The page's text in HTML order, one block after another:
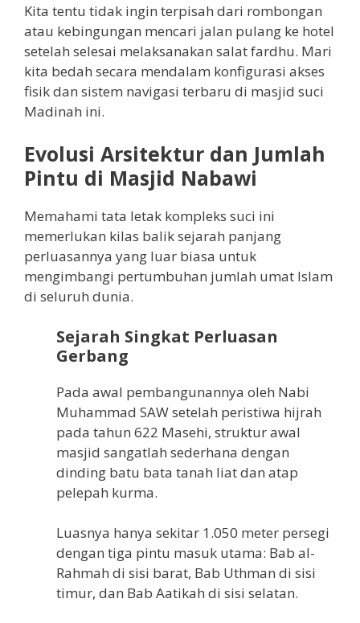
Kita tentu tidak ingin terpisah dari rombongan
atau kebingungan mencari jalan pulang ke hotel
setelah selesai melaksanakan salat fardhu. Mari
kita bedah secara mendalam konfigurasi akses
fisik dan sistem navigasi terbaru di masjid suci
Madinah ini.
Evolusi Arsitektur dan Jumlah
Pintu di Masjid Nabawi
Memahami tata letak kompleks suci ini
memerlukan kilas balik sejarah panjang
perluasannya yang luar biasa untuk
mengimbangi pertumbuhan jumlah umat Islam
di seluruh dunia.
Sejarah Singkat Perluasan
Gerbang
Pada awal pembangunannya oleh Nabi
Muhammad SAW setelah peristiwa hijrah
pada tahun 622 Masehi, struktur awal
masjid sangatlah sederhana dengan
dinding batu bata tanah liat dan atap
pelepah kurma.
Luasnya hanya sekitar 1.050 meter persegi
dengan tiga pintu masuk utama: Bab al-
Rahmah di sisi barat, Bab Uthman di sisi
timur, dan Bab Aatikah di sisi selatan.